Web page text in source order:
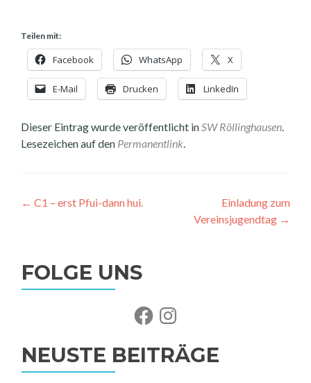
Teilen mit:
Facebook WhatsApp X
E-Mail Drucken LinkedIn
Dieser Eintrag wurde veröffentlicht inSW Röllinghausen.
Lesezeichen auf den Permanentlink.
Beitragsnavigation
← C1 – erst Pfui-dann hui.
Einladung zum
Vereinsjugendtag →
FOLGE UNS
FacebookInstagram
NEUSTE BEITRÄGE